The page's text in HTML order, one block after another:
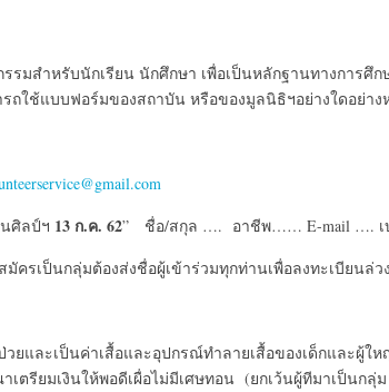
รรมสำหรับนักเรียน นักศึกษา เพื่อเป็นหลักฐานทางการศึ
ถใช้แบบฟอร์มของสถาบัน หรือของมูลนิธิฯอย่างใดอย่าง
ศิลป์ฯ 13 ก.ค. 62” ชื่อ/สกุล …. อาชีพ…… E-mail …. เ
ครเป็นกลุ่มต้องส่งชื่อผู้เข้าร่วมทุกท่านเพื่อลงทะเบียน
ยและเป็นค่าเสื้อและอุปกรณ์ทำลายเสื้อของเด็กและผู้ใ
เตรียมเงินให้พอดีเผื่อไม่มีเศษทอน (ยกเว้นผู้ทีมาเป็นก